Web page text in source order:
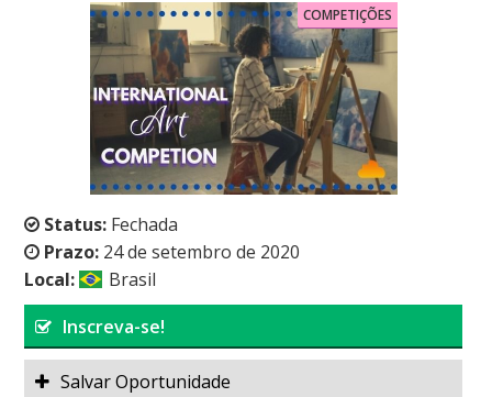
COMPETIÇÕES
Status: Fechada
Prazo: 24 de setembro de 2020
Local:
Brasil
Inscreva-se!
Salvar Oportunidade